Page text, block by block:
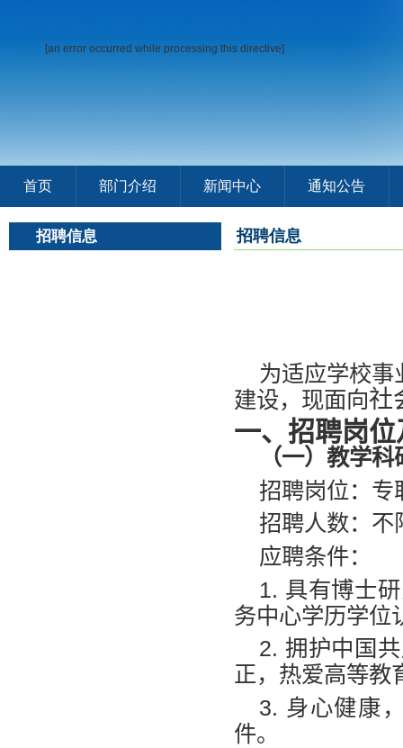
[an error occurred while processing this directive]
首页 部门介绍 新闻中心 通知公告
招聘信息 招聘信息
为适应学校事
建设，现面向社
一、招聘岗
（一）教学
招聘岗位：专
招聘人数：不
应聘条件：
1. 具有博士
务中心学历学位
2. 拥护中国
正，热爱高等教
3. 身心健康
件。